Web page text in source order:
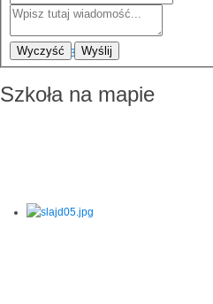
Wyczyść Wyślij
Szkoła na mapie